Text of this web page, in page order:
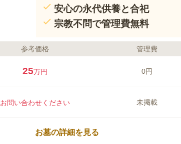
安心の永代供養と合祀
宗教不問で管理費無料
参考価格 管理費
25万円 0円
お問い合わせください 未掲載
お墓の詳細を見る